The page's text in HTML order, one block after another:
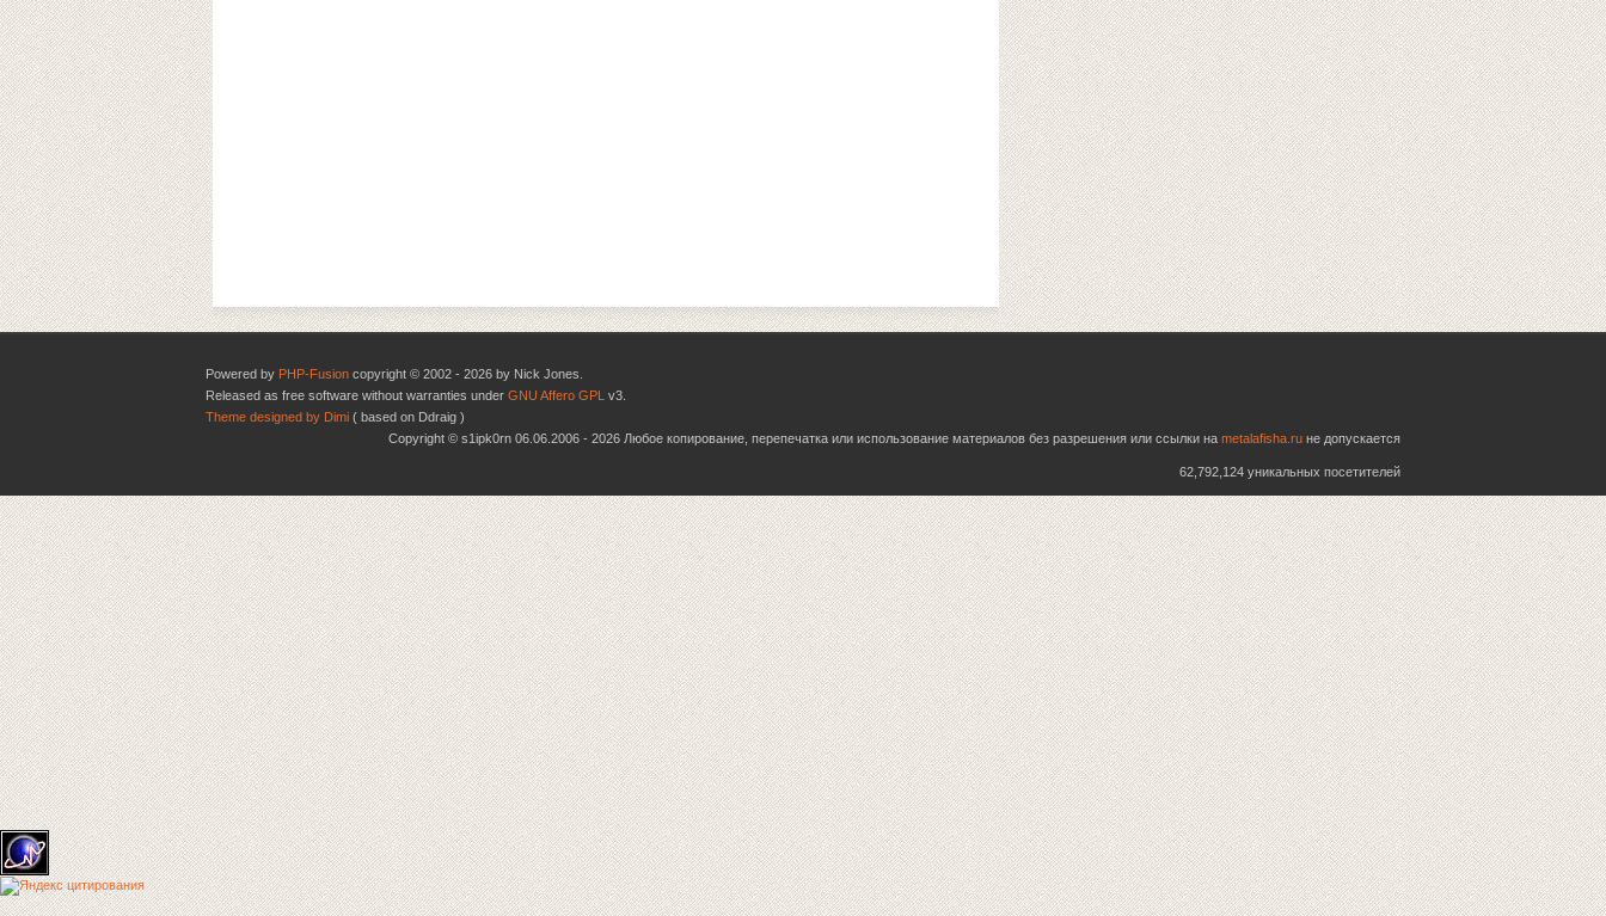
Powered by PHP-Fusion copyright © 2002 - 2026 by Nick Jones.
Released as free software without warranties under GNU Affero GPL v3.
Theme designed by Dimi ( based on Ddraig )
Copyright © s1ipk0rn 06.06.2006 - 2026 Любое копирование, перепечатка или использование материалов без разрешения или ссылки на metalafisha.ru не допускается
62,792,124 уникальных посетителей